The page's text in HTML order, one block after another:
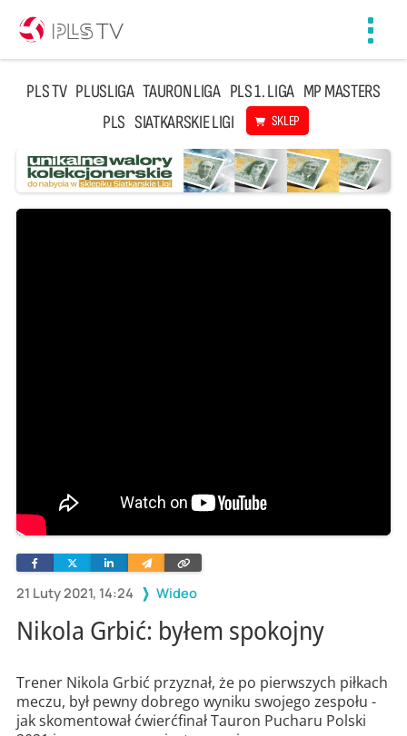
PLS TV PLUSLIGA TAURON LIGA PLS 1. LIGA MP MASTERS
PLS SIATKARSKIE LIGI SKLEP
21 Luty 2021, 14:24 Wideo
FacebookTwitterLinkedinWyślij
e-
Skopiuj
link
Nikola Grbić: byłem spokojny
Trener Nikola Grbić przyznał, że po pierwszych piłkach
meczu, był pewny dobrego wyniku swojego zespołu -
jak skomentował ćwierćfinał Tauron Pucharu Polski